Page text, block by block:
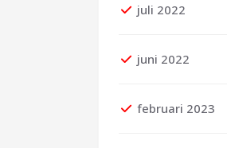
juli 2022
juni 2022
februari 2023